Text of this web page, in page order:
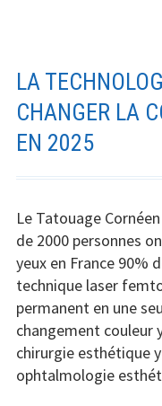
LA
CHANGER LA
EN 2025
Le Tatouage
de 2000 personnes
yeux en France 90%
technique laser
permanent en une
changement couleur
chirurgie esthétique
ophtalmologie